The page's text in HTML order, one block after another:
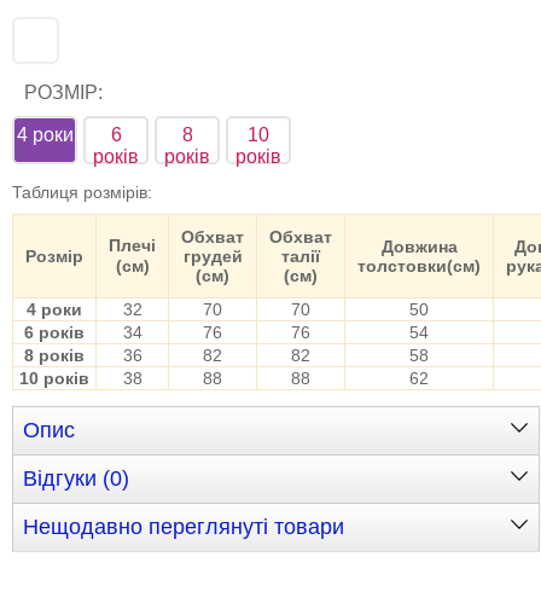
РОЗМІР:
4 роки
6
років
8
років
10
років
Таблиця розмірів:
Розмір
Плечі
(см)
Обхват
грудей
(см)
Обхват
талії
(см)
Довжина
толстовки(см)
4 роки 32 70 70
50
6 років
34 76 76
54
8 років
36 82 82
58
10 років
38 88 88 62
Опис
Відгуки (0)
Нещодавно переглянуті товари